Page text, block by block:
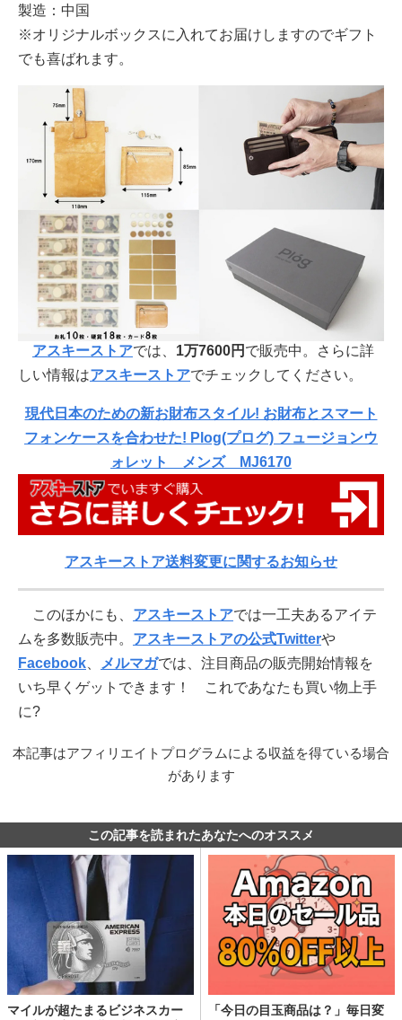
製造：中国
※オリジナルボックスに入れてお届けしますのでギフト
でも喜ばれます。
アスキーストアでは、 1万7600円 で販売中。さらに詳
しい情報はアスキーストアでチェックしてください。
現代日本のための新お財布スタイル! お財布とスマート
フォンケースを合わせた! Plog(プログ) フュージョンウ
ォレット メンズ MJ6170
アスキーストア送料変更に関するお知らせ
このほかにも、 アスキーストアでは一工夫あるアイテ
ムを多数販売中。 アスキーストアの公式Twitterや
Facebook
メルマガでは、注目商品の販売開始情報を
いち早くゲットできます！ これであなたも買い物上手
に?
本記事はアフィリエイトプログラムによる収益を得ている場合
があります
この記事を読まれたあなたへのオススメ
マイルが超たまるビジネスカー
「今日の目玉商品は？」毎日変